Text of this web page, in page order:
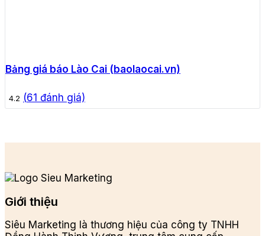
Bảng giá báo Lào Cai (baolaocai.vn)
4.2 (61 đánh giá)
Giới thiệu
Siêu Marketing là thương hiệu của công ty TNHH